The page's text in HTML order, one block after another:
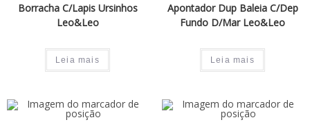
Borracha C/Lapis Ursinhos
Leo&Leo
Leia mais
Apontador Dup Baleia C/Dep
Fundo D/Mar Leo&Leo
Leia mais